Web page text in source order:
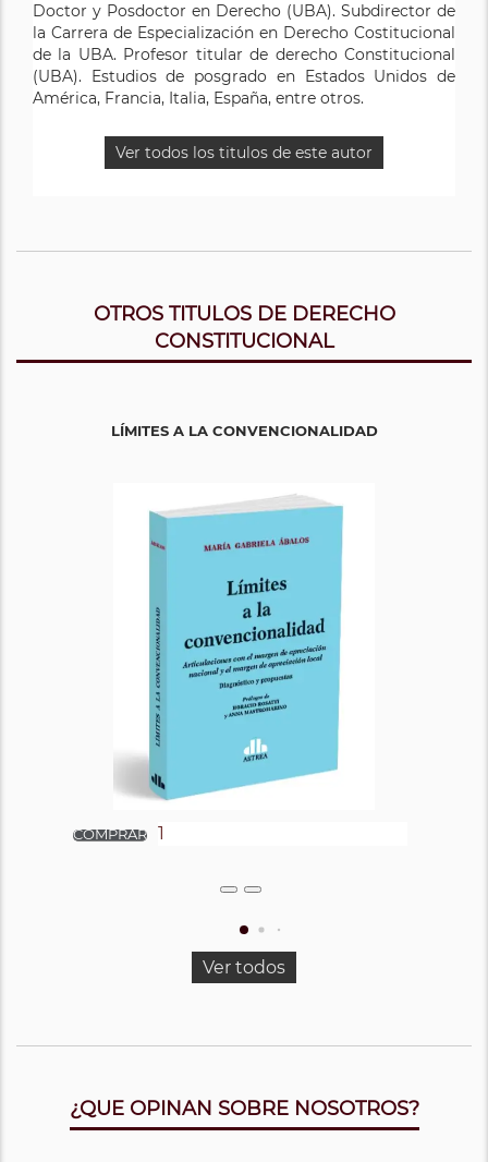
Doctor y Posdoctor en Derecho (UBA). Subdirector de
la Carrera de Especialización en Derecho Costitucional
de la UBA. Profesor titular de derecho Constitucional
(UBA). Estudios de posgrado en Estados Unidos de
América, Francia, Italia, España, entre otros.
Ver todos los titulos de este autor
OTROS TITULOS DE DERECHO
CONSTITUCIONAL
LÍMITES A LA CONVENCIONALIDAD
Ver todos
¿QUE OPINAN SOBRE NOSOTROS?